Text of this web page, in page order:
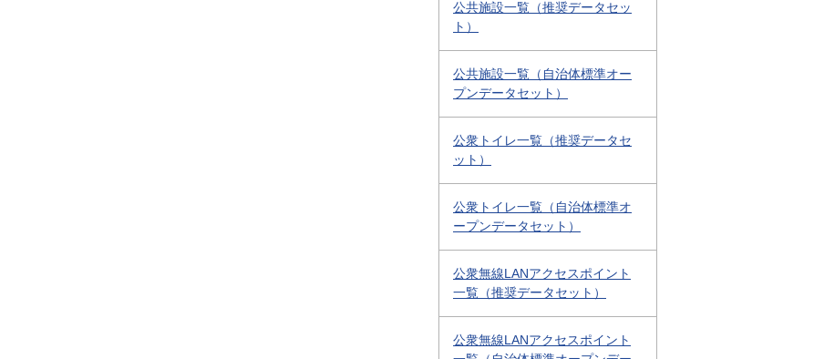
公共施設一覧（推奨データセッ
ト）
公共施設一覧（自治体標準オー
プンデータセット）
公衆トイレ一覧（推奨データセ
ット）
公衆トイレ一覧（自治体標準オ
ープンデータセット）
公衆無線LANアクセスポイント
一覧（推奨データセット）
公衆無線LANアクセスポイント